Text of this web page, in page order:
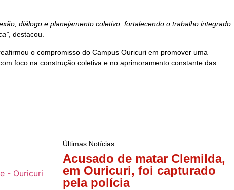
diálogo e planejamento coletivo, fortalecendo o trabalho integrado
, destacou.
o compromisso do Campus Ouricuri em promover uma
foco na construção coletiva e no aprimoramento constante das
Últimas Notícias
Acusado de matar Clemilda,
em Ouricuri, foi capturado
pela polícia